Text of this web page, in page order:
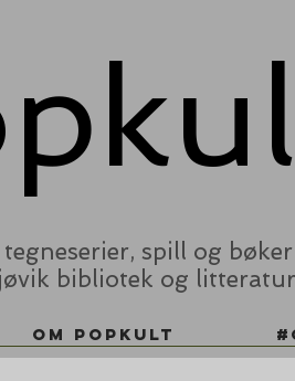
spill og
bibliotek og
Om Popkult